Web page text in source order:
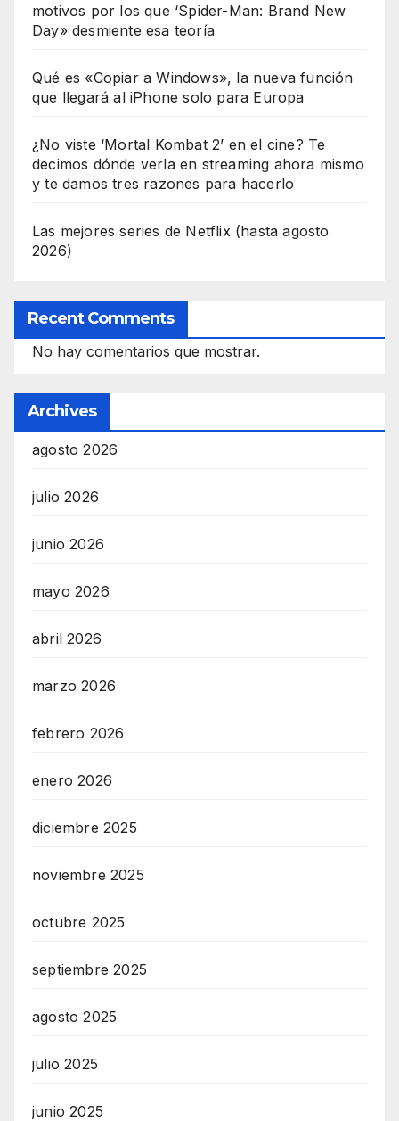
motivos por los que ‘Spider-Man: Brand New
Day» desmiente esa teoría
Qué es «Copiar a Windows», la nueva función
que llegará al iPhone solo para Europa
¿No viste ‘Mortal Kombat 2’ en el cine? Te
decimos dónde verla en streaming ahora mismo
y te damos tres razones para hacerlo
Las mejores series de Netflix (hasta agosto
2026)
Recent Comments
No hay comentarios que mostrar.
Archives
agosto 2026
julio 2026
junio 2026
mayo 2026
abril 2026
marzo 2026
febrero 2026
enero 2026
diciembre 2025
noviembre 2025
octubre 2025
septiembre 2025
agosto 2025
julio 2025
junio 2025